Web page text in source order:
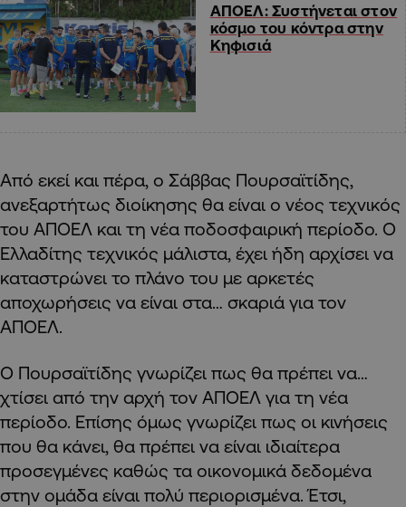
ΑΠΟΕΛ: Συστήνεται στον
κόσμο του κόντρα στην
Κηφισιά
Από εκεί και πέρα, ο Σάββας Πουρσαϊτίδης,
ανεξαρτήτως διοίκησης θα είναι ο νέος τεχνικός
του ΑΠΟΕΛ και τη νέα ποδοσφαιρική περίοδο. Ο
Ελλαδίτης τεχνικός μάλιστα, έχει ήδη αρχίσει να
καταστρώνει το πλάνο του με αρκετές
αποχωρήσεις να είναι στα… σκαριά για τον
ΑΠΟΕΛ.
Ο Πουρσαϊτίδης γνωρίζει πως θα πρέπει να…
χτίσει από την αρχή τον ΑΠΟΕΛ για τη νέα
περίοδο. Επίσης όμως γνωρίζει πως οι κινήσεις
που θα κάνει, θα πρέπει να είναι ιδιαίτερα
προσεγμένες καθώς τα οικονομικά δεδομένα
στην ομάδα είναι πολύ περιορισμένα. Έτσι,